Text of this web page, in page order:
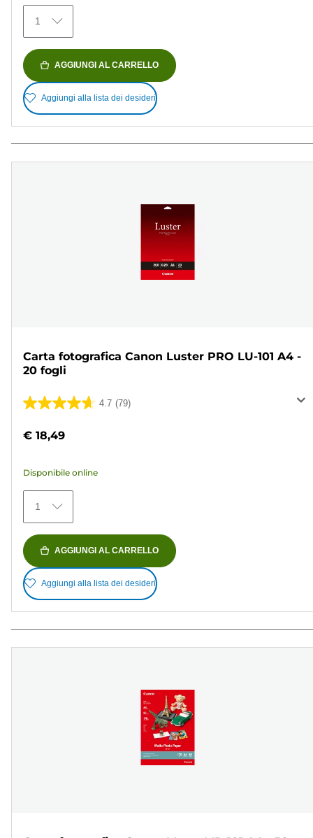
recensioni
1
AGGIUNGI AL CARRELLO
Aggiungi alla lista dei desideri
Carta fotografica Canon Luster PRO LU-101 A4 -
20 fogli
4.7 (79)
4.7
5
79
recensioni
€ 18,49
Disponibile online
1
AGGIUNGI AL CARRELLO
Aggiungi alla lista dei desideri